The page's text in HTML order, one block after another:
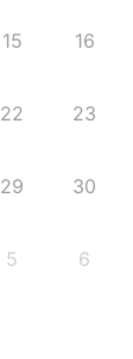
15 16
22 23
29 30
5 6